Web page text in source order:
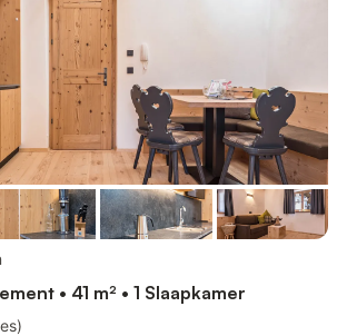
• 41 m² • 1 Slaapkamer
)